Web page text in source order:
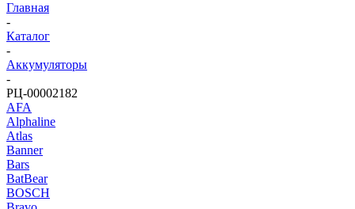
Главная
-
Каталог
-
Аккумуляторы
-
РЦ-00002182
AFA
Alphaline
Atlas
Banner
Bars
BatBear
BOSCH